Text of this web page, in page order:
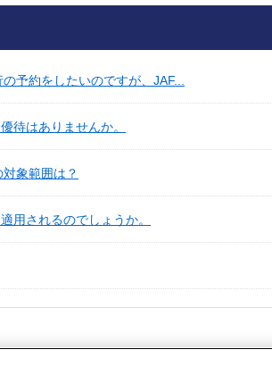
予約をしたいのですが、JAF...
待はありませんか。
象範囲は？
用されるのでしょうか。